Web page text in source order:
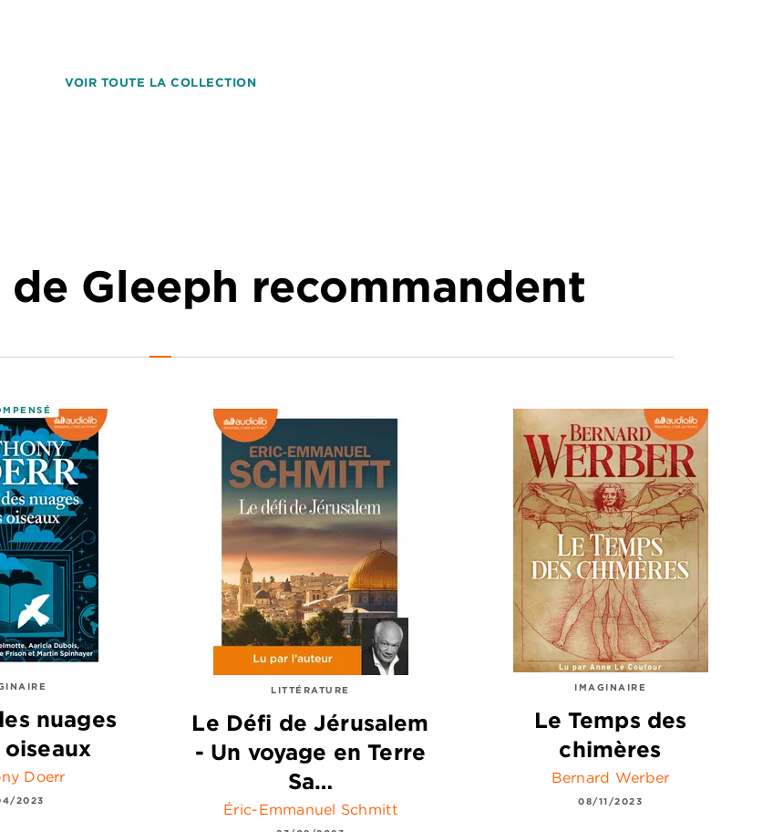
VOIR TOUTE LA COLLECTION
de Gleeph recommandent
nuages
Doerr
2023
LITTÉRATURE
Le Défi de Jérusalem
- Un voyage en Terre
Sa…
Éric-Emmanuel Schmitt
IMAGINAIRE
Le Temps des
chimères
Bernard Werber
08/11/2023